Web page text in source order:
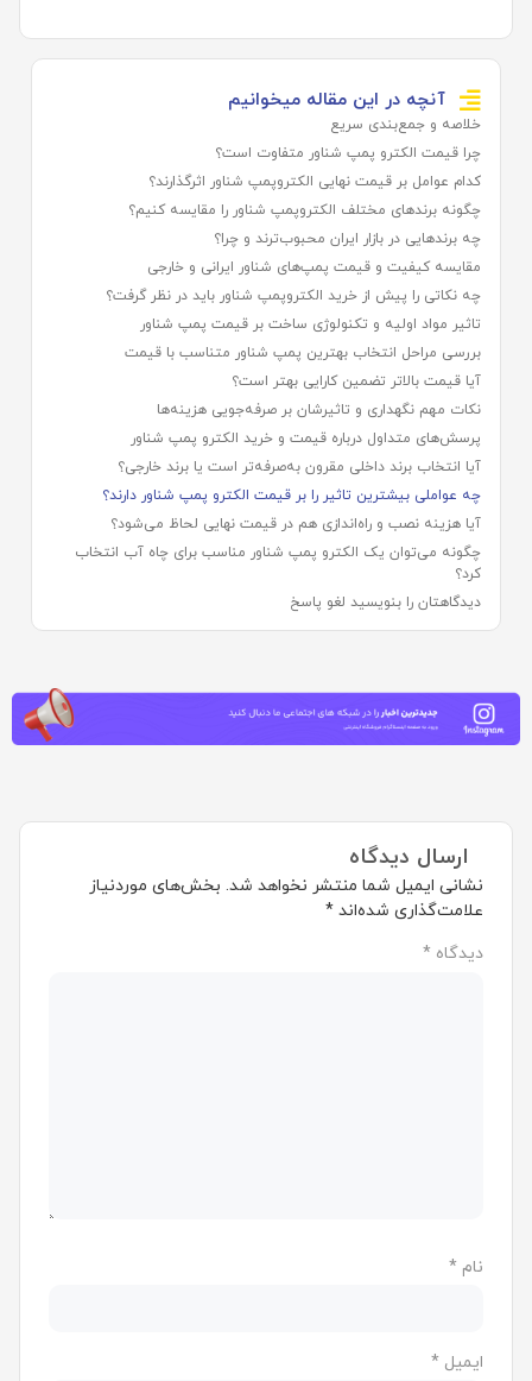
آنچه در این مقاله میخوانیم
خلاصه و جمع‌بندی سریع
چرا قیمت الکترو پمپ شناور متفاوت است؟
کدام عوامل بر قیمت نهایی الکتروپمپ شناور اثرگذارند؟
چگونه برندهای مختلف الکتروپمپ شناور را مقایسه کنیم؟
چه برندهایی در بازار ایران محبوب‌ترند و چرا؟
مقایسه کیفیت و قیمت پمپ‌های شناور ایرانی و خارجی
چه نکاتی را پیش از خرید الکتروپمپ شناور باید در نظر گرفت؟
تاثیر مواد اولیه و تکنولوژی ساخت بر قیمت پمپ شناور
بررسی مراحل انتخاب بهترین پمپ شناور متناسب با قیمت
آیا قیمت بالاتر تضمین کارایی بهتر است؟
نکات مهم نگهداری و تاثیرشان بر صرفه‌جویی هزینه‌ها
پرسش‌های متداول درباره قیمت و خرید الکترو پمپ شناور
آیا انتخاب برند داخلی مقرون به‌صرفه‌تر است یا برند خارجی؟
چه عواملی بیشترین تاثیر را بر قیمت الکترو پمپ شناور دارند؟
آیا هزینه نصب و راه‌اندازی هم در قیمت نهایی لحاظ می‌شود؟
چگونه می‌توان یک الکترو پمپ شناور مناسب برای چاه آب انتخاب
کرد؟
دیدگاهتان را بنویسید لغو پاسخ
ارسال دیدگاه
نشانی ایمیل شما منتشر نخواهد شد. بخش‌های موردنیاز
علامت‌گذاری شده‌اند *
دیدگاه *
نام *
ایمیل *